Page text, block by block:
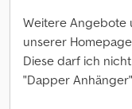
Weitere Angebote
unserer
Diese darf ich
"Dapper